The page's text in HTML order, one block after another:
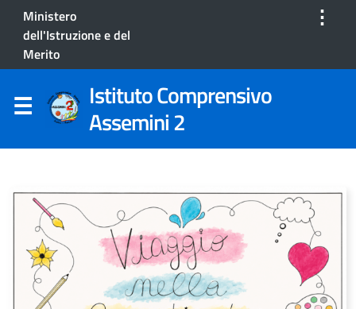
Ministero
dell'Istruzione e del
Merito
⋮
Istituto Comprensivo
Assemini 2